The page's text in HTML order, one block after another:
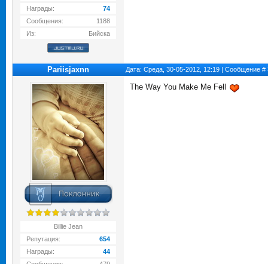
Награды:
74
Сообщения:
1188
Из:
Бийска
Pariisjaxnn Дата: Среда, 30-05-2012, 12:19 | Сообщение #
Billie Jean
Репутация:
654
Награды:
44
The Way You Make Me Fell